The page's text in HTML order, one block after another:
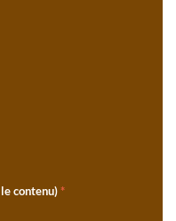
contenu)*